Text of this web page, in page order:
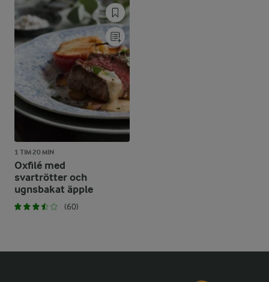
1 TIM 20 MIN
Oxfilé med
svartrötter och
ugnsbakat äpple
(60)